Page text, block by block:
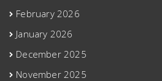
February 2026
January 2026
December 2025
November 2025